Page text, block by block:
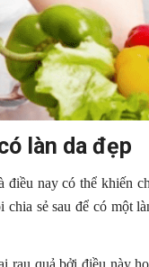
làn da đẹp
nay có thể khiến
sẻ sau để có một
rau quả bởi điều này